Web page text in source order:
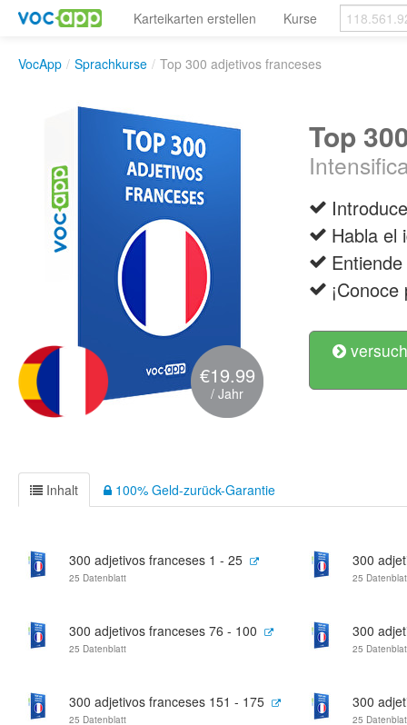
Karteikarten erstellen Kurse
VocApp / Sprachkurse / Top 300 adjetivos franceses
€19.99
/ Jahr
Top
Habla el
Inhalt 100% Geld-zurück-Garantie
300 adjetivos franceses 1 - 25
25 Datenblatt
300
25
300 adjetivos franceses 76 - 100
25 Datenblatt
300
25
300 adjetivos franceses 151 - 175
25 Datenblatt
300
25